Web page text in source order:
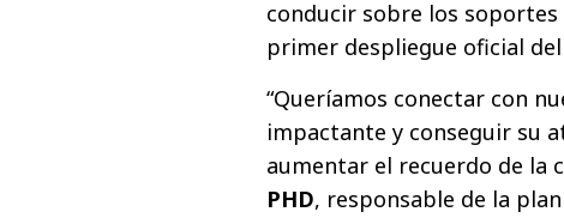
conducir sobre los
primer despliegue oficial
“Queríamos conectar con
impactante y conseguir su
aumentar el recuerdo de la
PHD, responsable de la